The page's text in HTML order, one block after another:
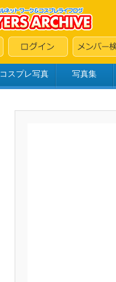
コスプレ写真 写真集